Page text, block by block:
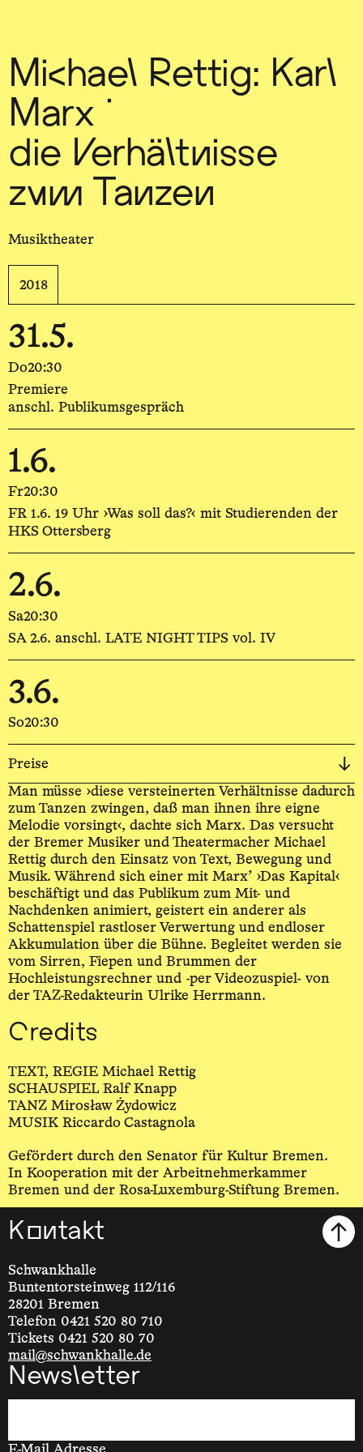
Michael Rettig: Karl
Marx …
die Verhältnisse
zum Tanzen
Musiktheater
2018
31.5.
Do20:30
Premiere
anschl. Publikumsgespräch
1.6.
Fr20:30
FR 1.6. 19 Uhr ›Was soll das?‹ mit Studierenden der
HKS Ottersberg
2.6.
Sa20:30
SA 2.6. anschl. LATE NIGHT TIPS vol. IV
3.6.
So20:30
Preise
Man müsse ›diese versteinerten Verhältnisse dadurch
zum Tanzen zwingen, daß man ihnen ihre eigne
Melodie vorsingt‹, dachte sich Marx. Das versucht
der Bremer Musiker und Theatermacher Michael
Rettig durch den Einsatz von Text, Bewegung und
Musik. Während sich einer mit Marx’ ›Das Kapital‹
beschäftigt und das Publikum zum Mit- und
Nachdenken animiert, geistert ein anderer als
Schattenspiel rastloser Verwertung und endloser
Akkumulation über die Bühne. Begleitet werden sie
vom Sirren, Fiepen und Brummen der
Hochleistungsrechner und -per Videozuspiel- von
der TAZ-Redakteurin Ulrike Herrmann.
Credits
TEXT, REGIE Michael Rettig
SCHAUSPIEL Ralf Knapp
TANZ Mirosław Żydowicz
MUSIK Riccardo Castagnola
Gefördert durch den Senator für Kultur Bremen.
In Kooperation mit der Arbeitnehmerkammer
Bremen und der Rosa-Luxemburg-Stiftung Bremen.
Kontakt
Schwankhalle
Buntentorsteinweg 112/116
28201 Bremen
Telefon 0421 520 80 710
Tickets 0421 520 80 70
mail@schwankhalle.de
Newsletter